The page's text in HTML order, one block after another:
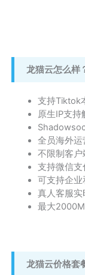
龙猫云怎么样
支持Tiktok
原生IP支持
全员海外
不限制客户
支持微信
可支持企业
真人客服
最大
龙猫云价格套